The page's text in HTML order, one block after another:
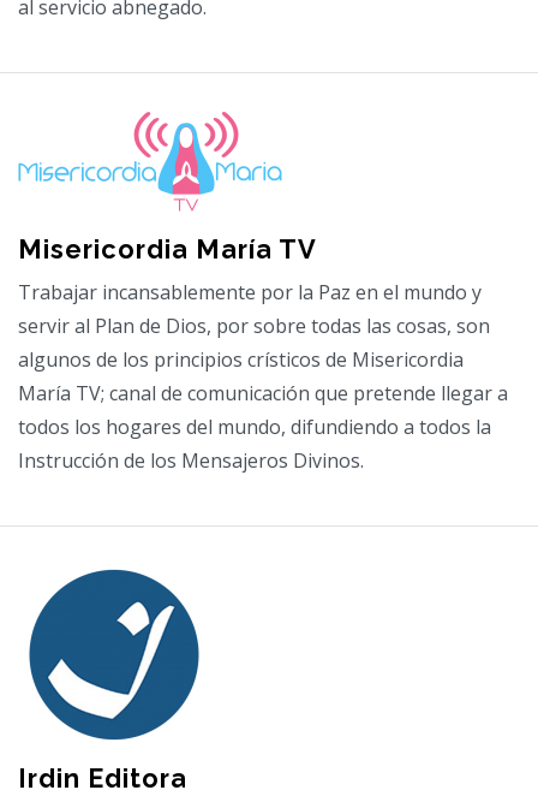
al servicio abnegado.
Misericordia María TV
Trabajar incansablemente por la Paz en el mundo y
servir al Plan de Dios, por sobre todas las cosas, son
algunos de los principios crísticos de Misericordia
María TV; canal de comunicación que pretende llegar a
todos los hogares del mundo, difundiendo a todos la
Instrucción de los Mensajeros Divinos.
Irdin Editora